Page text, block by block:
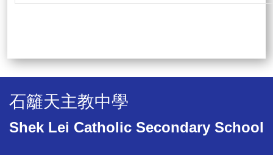
石籬天主教中學
Shek Lei Catholic Secondary School